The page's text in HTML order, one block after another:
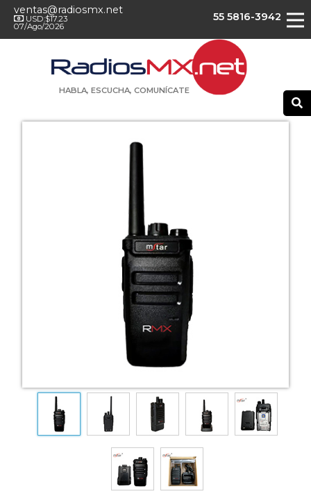
ventas@radiosmx.net
USD:$17.23
07/Ago/2026
55 5816-3942
HABLA, ESCUCHA, COMUNÍCATE